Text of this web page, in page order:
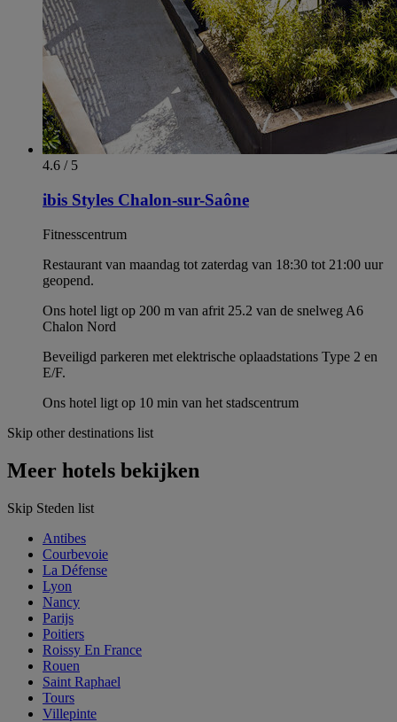
4.6 / 5
ibis Styles Chalon-sur-Saône
Fitnesscentrum
Restaurant van maandag tot zaterdag van 18:30 tot 21:00 uur
geopend.
Ons hotel ligt op 200 m van afrit 25.2 van de snelweg A6
Chalon Nord
Beveiligd parkeren met elektrische oplaadstations Type 2 en
E/F.
Ons hotel ligt op 10 min van het stadscentrum
Skip other destinations list
Meer hotels bekijken
Skip Steden list
Antibes
Courbevoie
La Défense
Lyon
Nancy
Parijs
Poitiers
Roissy En France
Rouen
Saint Raphael
Tours
Villepinte